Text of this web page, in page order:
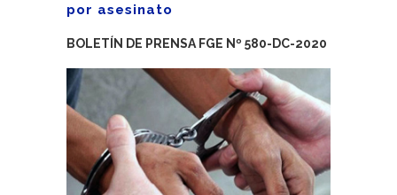
por asesinato
BOLETÍN DE PRENSA FGE Nº 580-DC-2020